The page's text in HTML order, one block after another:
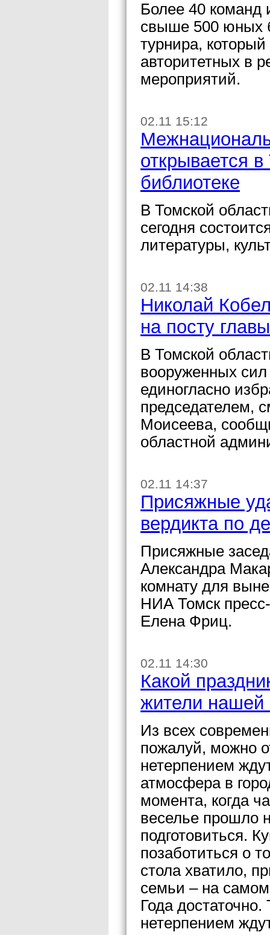
Более 40 команд
свыше 500 юных
турнира,
авторитетных в
мероприятий.
02.11 15:12
открывается
библиотеке
В Томской
сегодня
литературы,
02.11 14:38
Николай
на посту
В Томской
вооруженных сил
единогласно
председателем,
Моисеева,
областной
02.11 14:37
Присяжные
вердикта по
Присяжные
Александра
комнату для
НИА Томск пресс-
Елена Фриц.
02.11 14:30
Какой
жители нашей
Из всех
пожалуй, можно
нетерпением
атмосфера в
момента, когда
веселье прошло
подготовиться.
позаботиться о
стола хватило,
семьи – на
Года
нетерпением